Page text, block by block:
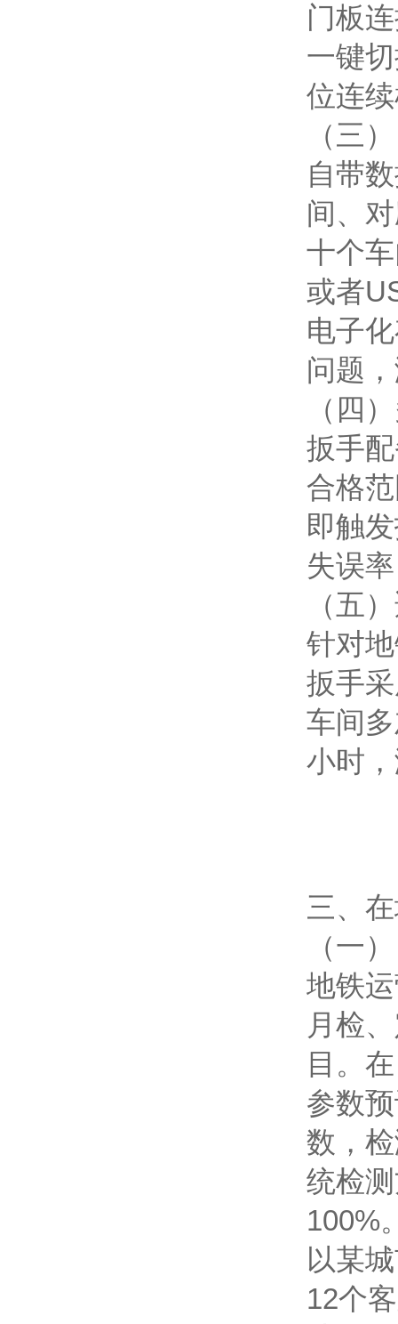
门板
一键
位连
（三
自带
间、
十个
或者
电子
问题
（四
扳手
合格
即触
失误
（五
针对
扳手
车间
小时
三、
（一
地铁
月检
目。
参数
数，
统检
100%
以某
12个